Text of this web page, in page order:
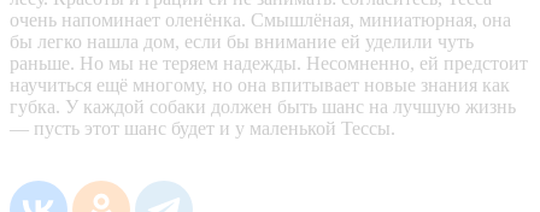
очень напоминает оленёнка. Смышлёная, миниатюрная, она
бы легко нашла дом, если бы внимание ей уделили чуть
раньше. Но мы не теряем надежды. Несомненно, ей предстоит
научиться ещё многому, но она впитывает новые знания как
губка. У каждой собаки должен быть шанс на лучшую жизнь
— пусть этот шанс будет и у маленькой Тессы.